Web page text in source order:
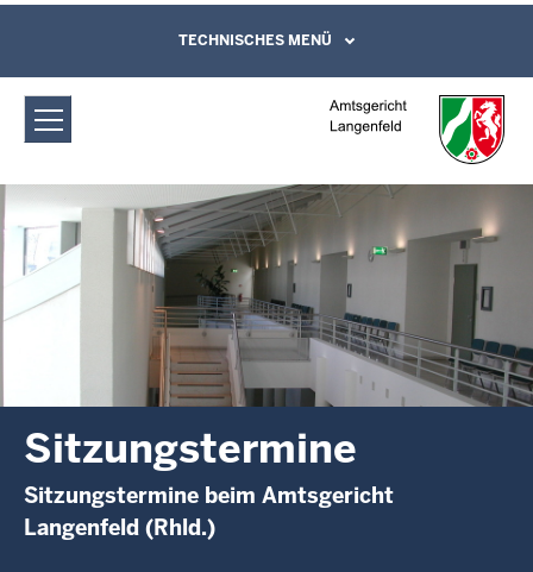
Amtsgericht Langenfeld:
Sitzungstermine
Direkt zum Inhalt
Leichte Sprache, Gebärdensprachenvideo
und Kontaktformular
TECHNISCHES MENÜ
Sitzungstermine
Sitzungstermine beim Amtsgericht
Langenfeld (Rhld.)